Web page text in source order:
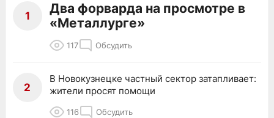
1
Два форварда на просмотре в
«Металлурге»
117 Обсудить
2
В Новокузнецке частный сектор затапливает:
жители просят помощи
116 Обсудить